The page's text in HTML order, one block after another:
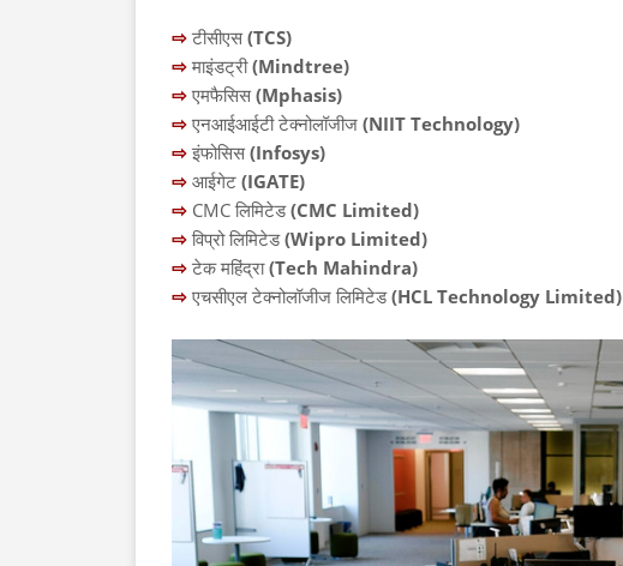
⇨ टीसीएस (TCS)
⇨ माइंडट्री(Mindtree)
⇨ एमफैसिस (Mphasis)
⇨ एनआईआईटी टेक्नोलॉजीज (NIIT Technology)
⇨ इंफोसिस (Infosys)
⇨ आईगेट (IGATE)
⇨ CMC लिमिटेड(CMC Limited)
⇨ विप्रो लिमिटेड(Wipro Limited)
⇨ टेक महिंद्रा(Tech Mahindra)
⇨ एचसीएल टेक्नोलॉजीज लिमिटेड(HCL Technology Limited)